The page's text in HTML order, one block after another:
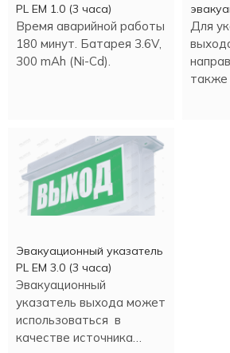
PL EM 1.0 (3 часа)
Время аварийной работы
180 минут. Батарея 3.6V,
300 mAh (Ni-Cd).
Выход
Для
также
Эвакуационный указатель
PL EM 3.0 (3 часа)
Эвакуационный
указатель выхода может
использоваться в
качестве источника